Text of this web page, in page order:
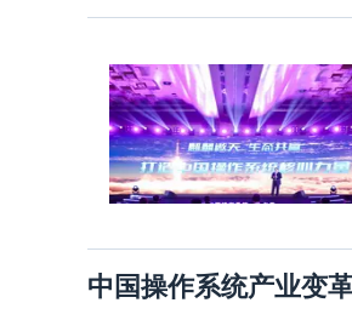
中国操作系统产业变